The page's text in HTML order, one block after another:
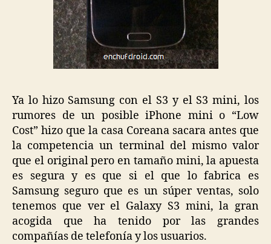
Ya lo hizo Samsung con el S3 y el S3 mini, los
rumores de un posible iPhone mini o “Low
Cost” hizo que la casa Coreana sacara antes que
la competencia un terminal del mismo valor
que el original pero en tamaño mini, la apuesta
es segura y es que si el que lo fabrica es
Samsung seguro que es un súper ventas, solo
tenemos que ver el Galaxy S3 mini, la gran
acogida que ha tenido por las grandes
compañías de telefonía y los usuarios.